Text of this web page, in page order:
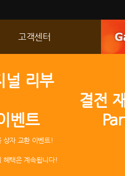
널 리부
전 재
이벤트
상자 교환 이벤트!
혜택은 계속됩니다!
고객센터
문의/신고
운영정책